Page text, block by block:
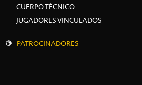
CUERPO TÉCNICO
JUGADORES VINCULADOS
PATROCINADORES